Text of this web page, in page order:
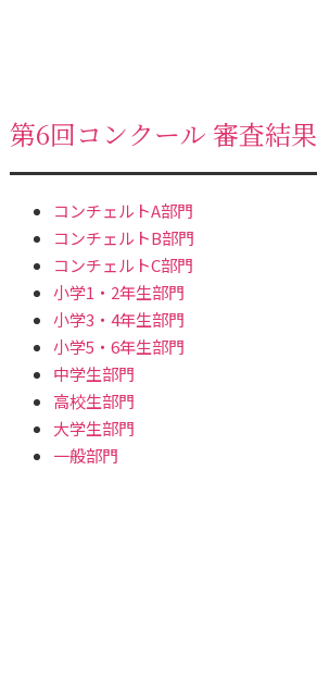
第6回コンクール 審査結果
コンチェルトA部門
コンチェルトB部門
コンチェルトC部門
小学1・2年生部門
小学3・4年生部門
小学5・6年生部門
中学生部門
高校生部門
大学生部門
一般部門